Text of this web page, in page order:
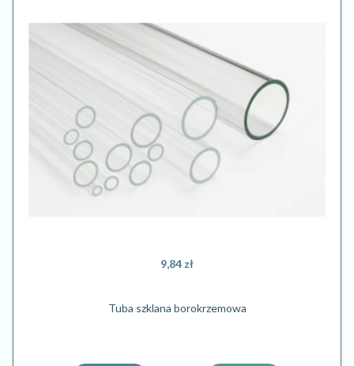
9,84 zł
Tuba szklana borokrzemowa